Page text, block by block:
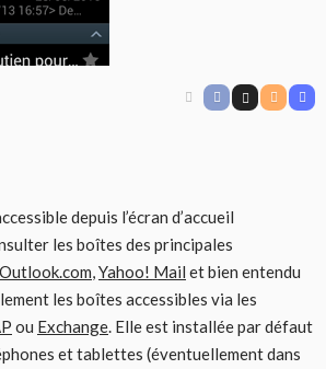
depuis l’écran d’accueil
les boîtes des principales
Outlook.com,Yahoo! Mail et bien entendu
les boîtes accessibles via les
ou Exchange. Elle est installée par défaut
et tablettes (éventuellement dans